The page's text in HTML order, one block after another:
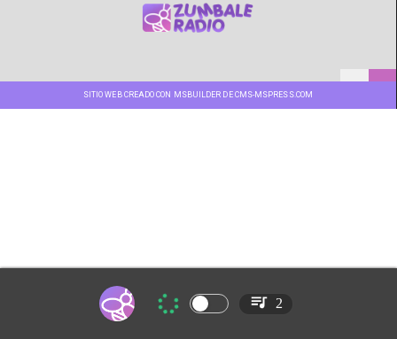
SITIO WEB CREADO CON MSBUILDER DE CMS-MSPRESS.COM
2